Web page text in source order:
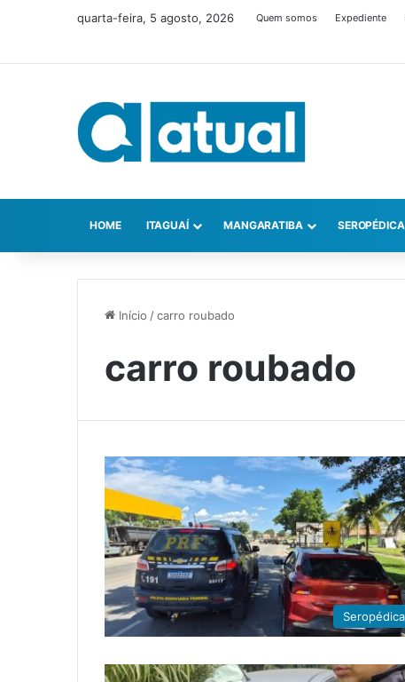
quarta-feira, 5 agosto, 2026 Quem somos Expediente
HOME ITAGUAÍ MANGARATIBA SEROPÉDICA
Início /carro roubado
carro roubado
Seropédica